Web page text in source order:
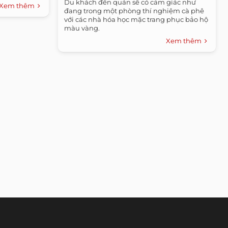
thêm
Du khách đến quán sẽ có cảm giác như
đang trong một phòng thí nghiệm cà phê
với các nhà hóa học mặc trang phục bảo hộ
màu vàng.
Xem thêm